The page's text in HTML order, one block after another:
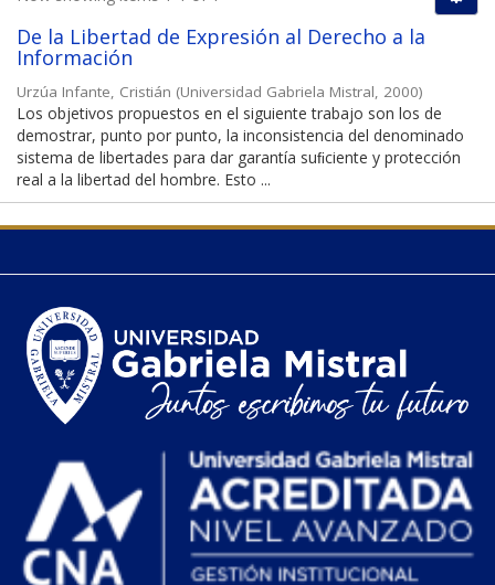
De la Libertad de Expresión al Derecho a la
Información
Urzúa Infante, Cristián (Universidad Gabriela Mistral, 2000)
Los objetivos propuestos en el siguiente trabajo son los de
demostrar, punto por punto, la inconsistencia del denominado
sistema de libertades para dar garantía suﬁciente y protección
real a la libertad del hombre. Esto ...